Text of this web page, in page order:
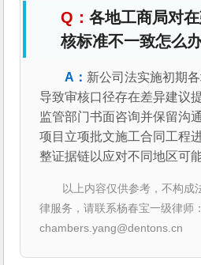
各地工商局对
核标准不一致怎么
新公司法实施初期
导致审核口径存在差异建议
监管部门书面咨询并保留沟
项目立项批文施工合同工程
整证据链以应对不同地区可
以上内容仅供参考，不构成
律服务，请联系杨春宝一级律师：
chambers.yang@dentons.cn